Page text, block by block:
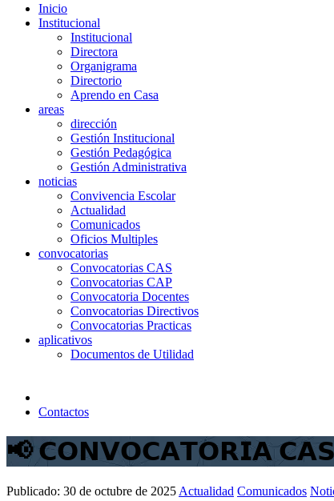
Inicio
Institucional
Institucional
Directora
Organigrama
Directorio
Aprendo en Casa
areas
dirección
Gestión Institucional
Gestión Pedagógica
Gestión Administrativa
noticias
Convivencia Escolar
Actualidad
Comunicados
Oficios Multiples
convocatorias
Convocatorias CAS
Convocatorias CAP
Convocatoria Docentes
Convocatorias Directivos
Convocatorias Practicas
aplicativos
Documentos de Utilidad
Contactos
📢 𝗖𝗢𝗡𝗩𝗢𝗖𝗔𝗧𝗢𝗥𝗜𝗔 𝗖𝗔𝗦
Publicado: 30 de octubre de 2025 Actualidad Comunicados